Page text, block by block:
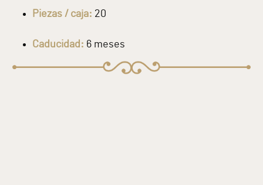
Piezas / caja: 20
Caducidad: 6 meses